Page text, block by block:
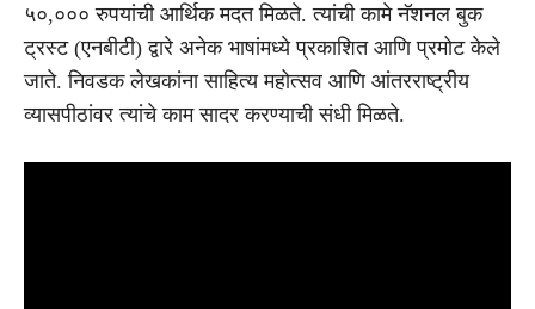
५०,००० रुपयांची आर्थिक मदत मिळते. त्यांची कामे नॅशनल बुक
ट्रस्ट (एनबीटी) द्वारे अनेक भाषांमध्ये प्रकाशित आणि प्रमोट केले
जाते. निवडक लेखकांना साहित्य महोत्सव आणि आंतरराष्ट्रीय
व्यासपीठांवर त्यांचे काम सादर करण्याची संधी मिळते.